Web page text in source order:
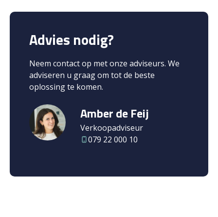
Advies nodig?
Neem contact op met onze adviseurs. We
adviseren u graag om tot de beste
oplossing te komen.
Amber de Feij
Verkoopadviseur
079 22 000 10